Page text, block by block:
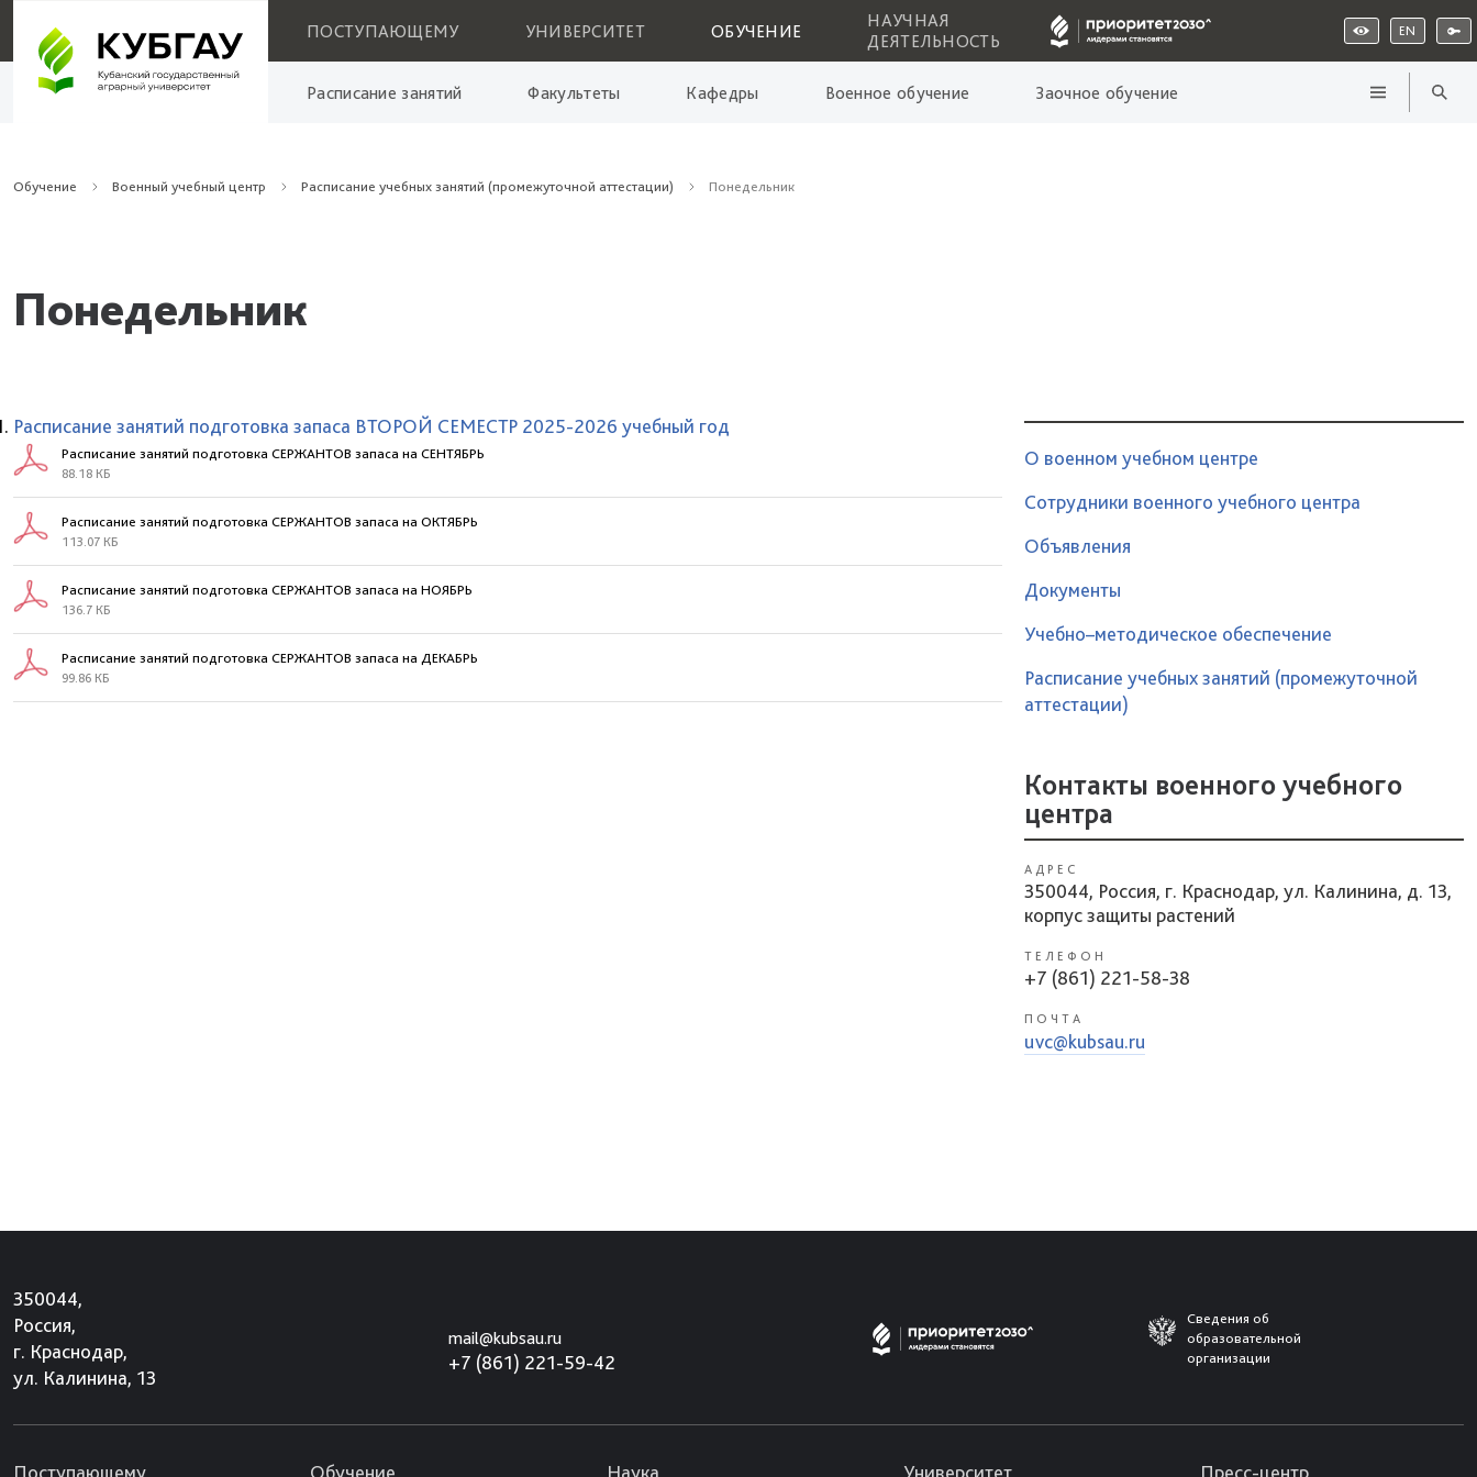
ПОСТУПАЮЩЕМУ УНИВЕРСИТЕТ ОБУЧЕНИЕ
НАУЧНАЯ
ДЕЯТЕЛЬНОСТЬ
EN
Расписание занятий Факультеты Кафедры Военное обучение Заочное обучение
Обучение Военный учебный центр Расписание учебных занятий (промежуточной аттестации) Понедельник
Понедельник
Расписание занятий подготовка запаса ВТОРОЙ СЕМЕСТР 2025-2026 учебный год
Расписание занятий подготовка СЕРЖАНТОВ запаса на СЕНТЯБРЬ
88.18 КБ
Расписание занятий подготовка СЕРЖАНТОВ запаса на ОКТЯБРЬ
113.07 КБ
Расписание занятий подготовка СЕРЖАНТОВ запаса на НОЯБРЬ
136.7 КБ
Расписание занятий подготовка СЕРЖАНТОВ запаса на ДЕКАБРЬ
99.86 КБ
О военном учебном центре
Сотрудники военного учебного центра
Объявления
Документы
Учебно–методическое обеспечение
Расписание учебных занятий (промежуточной
аттестации)
Контакты военного учебного
центра
АДРЕС
350044, Россия, г. Краснодар, ул. Калинина, д. 13,
корпус защиты растений
ТЕЛЕФОН
+7 (861) 221-58-38
ПОЧТА
uvc@kubsau.ru
350044,
Россия,
г. Краснодар,
ул. Калинина, 13
mail@kubsau.ru
+7 (861) 221-59-42
Сведения об
образовательной
организации
Поступающему Обучение Наука Университет Пресс-центр